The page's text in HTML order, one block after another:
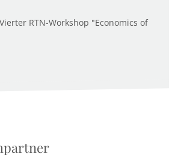
RTN-Workshop "Economics of